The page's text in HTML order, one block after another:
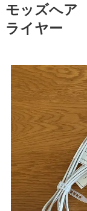
モッズへア
ライヤー